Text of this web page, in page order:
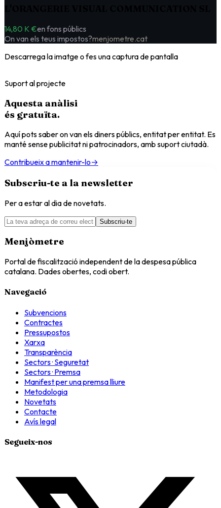
14,80 K €en fons públics
On van els teus impostos?menjometre.cat
Descarrega la imatge o fes una captura de pantalla
Suport al projecte
Aquesta anàlisi
és gratuïta.
Aquí pots saber on van els diners públics, entitat per entitat. Es
manté sense publicitat ni patrocinadors, amb suport ciutadà.
Contribueix a mantenir-lo→
Subscriu-te a la newsletter
Per a estar al dia de novetats.
Subscriu-te
Menjòmetre
Portal de fiscalització independent de la despesa pública
catalana. Dades obertes, codi obert.
Navegació
Subvencions
Contractes
Pressupostos
Xarxa
Transparència
Sectors · Seguretat
Sectors · Premsa
Manifest per una premsa lliure
Metodologia
Novetats
Contacte
Avís legal
Segueix-nos